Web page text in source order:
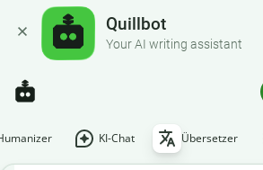
Quillbot
Your AI writing assistant
KI-Chat Übersetzer